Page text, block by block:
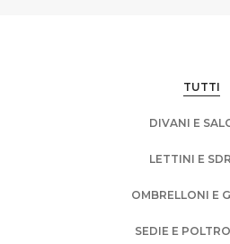
TUTTI
DIVANI E
LETTINI E
OMBRELLONI E
SEDIE E